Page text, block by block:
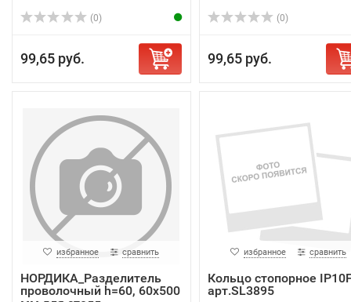
(0)
99,65 руб.
(0)
99,65 руб.
избранное сравнить
НОРДИКА_Разделитель
проволочный h=60, 60х500
избранное сравнить
Кольцо стопорное
арт.SL3895